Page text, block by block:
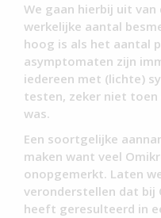
We gaan hierbij uit
werkelijke aantal
hoog is als het aantal
asymptomaten zijn
iedereen met (lichte)
testen, zeker niet
was.
Een soortgelijke
maken want veel
onopgemerkt. Laten
veronderstellen dat bij
heeft geresulteerd in